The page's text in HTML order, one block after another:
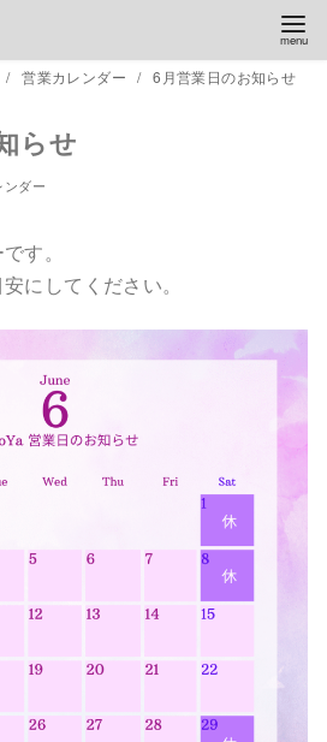
営業カレンダー 6月営業日のお知らせ
らせ
ンダー
す。
にしてください。